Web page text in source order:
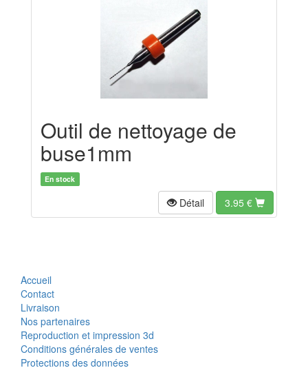
Outil de nettoyage de
buse1mm
En stock
Détail 3.95 €
Accueil
Contact
Livraison
Nos partenaires
Reproduction et impression 3d
Conditions générales de ventes
Protections des données